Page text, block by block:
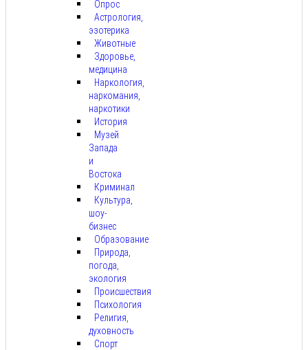
Опрос
Астрология,
эзотерика
Животные
Здоровье,
медицина
Наркология,
наркомания,
наркотики
История
Музей
Запада
и
Востока
Криминал
Культура,
шоу-
бизнес
Образование
Природа,
погода,
экология
Происшествия
Психология
Религия,
духовность
Спорт